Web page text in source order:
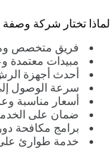
لماذا تختار شركة وصفة
فريق متخصص
مبيدات معتمدة
أحدث أجهزة
سرعة الوصول
أسعار مناسبة
ضمان على
برامج مكافحة
خدمة طوارئ